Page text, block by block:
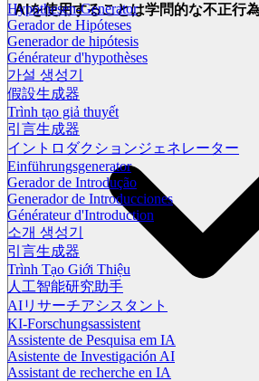
Hypothesen-Generator
Gerador de Hipóteses
Generador de hipótesis
Générateur d'hypothèses
가설 생성기
假設生成器
Trình tạo giả thuyết
引言生成器
イントロダクションジェネレーター
Einführungsgenerator
Gerador de Introdução
Generador de Introducciones
Générateur d'Introduction
소개 생성기
引言生成器
Trình Tạo Giới Thiệu
人工智能研究助手
AIリサーチアシスタント
KI-Forschungsassistent
Assistente de Pesquisa em IA
Asistente de Investigación AI
Assistant de recherche en IA
AIを使用することは学問的な不正行